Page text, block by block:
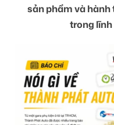
sản phẩm và
trong lĩnh